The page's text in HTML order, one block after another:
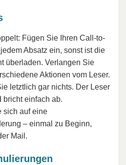
Fügen Sie Ihren Call-to-
Absatz ein, sonst ist die
überladen. Verlangen Sie
Aktionen vom Leser.
letztlich gar nichts. Der Leser
bricht einfach ab.
sich auf eine
– einmal zu Beginn,
Mail.